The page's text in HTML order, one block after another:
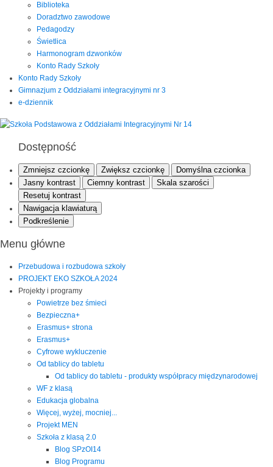
Biblioteka
Doradztwo zawodowe
Pedagodzy
Świetlica
Harmonogram dzwonków
Konto Rady Szkoły
Konto Rady Szkoły
Gimnazjum z Oddziałami integracyjnymi nr 3
e-dziennik
Dostępność
Zmniejsz czcionkę Zwiększ czcionkę
Domyślna czcionka
Jasny kontrast
Ciemny kontrast
Skala szarości
Resetuj kontrast
Nawigacja klawiaturą
Podkreślenie
Menu główne
Przebudowa i rozbudowa szkoły
PROJEKT EKO SZKOŁA 2024
Projekty i programy
Powietrze bez śmieci
Bezpieczna+
Erasmus+ strona
Erasmus+
Cyfrowe wykluczenie
Od tablicy do tabletu
Od tablicy do tabletu - produkty współpracy międzynarodowej
WF z klasą
Edukacja globalna
Więcej, wyżej, mocniej...
Projekt MEN
Szkoła z klasą 2.0
Blog SPzOI14
Blog Programu